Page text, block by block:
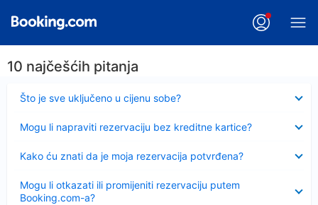
10 najčešćih pitanja
Što je sve uključeno u cijenu sobe?
Sažeto
Mogu li napraviti rezervaciju bez kreditne kartice?
Kako ću znati da je moja rezervacija potvrđena?
Mogu li otkazati ili promijeniti rezervaciju putem
Booking.com-a?